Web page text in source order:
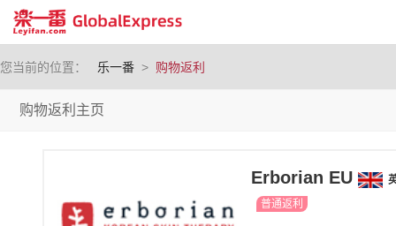
您当前的位置： 乐一番 > 购物返利
购物返利主页
Erborian EU
普通返利